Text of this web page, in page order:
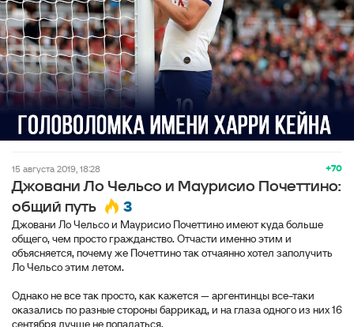
+70
15 августа 2019, 18:28
Джовани Ло Чельсо и Маурисио Почеттино:
общий путь
3
Джовани Ло Чельсо и Маурисио Почеттино имеют куда больше
общего, чем просто гражданство. Отчасти именно этим и
объясняется, почему же Почеттино так отчаянно хотел заполучить
Ло Чельсо этим летом.
Однако не все так просто, как кажется — аргентинцы все-таки
оказались по разные стороны баррикад, и на глаза одного из них 16
сентября лучше не попадаться.